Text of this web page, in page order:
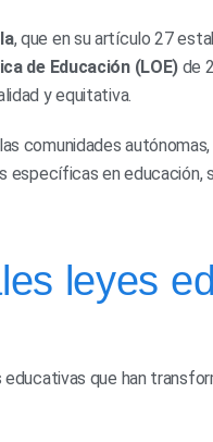
, que en su artículo 27
de Educación (LOE) de
y equitativa.
comunidades
específicas en educación,
leyes
que han